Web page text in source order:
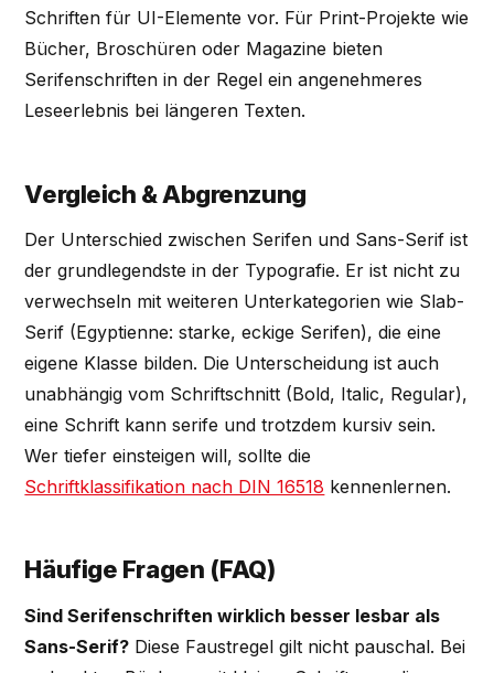
Schriften für UI-Elemente vor. Für Print-Projekte wie
Bücher, Broschüren oder Magazine bieten
Serifenschriften in der Regel ein angenehmeres
Leseerlebnis bei längeren Texten.
Vergleich & Abgrenzung
Der Unterschied zwischen Serifen und Sans-Serif ist
der grundlegendste in der Typografie. Er ist nicht zu
verwechseln mit weiteren Unterkategorien wie Slab-
Serif (Egyptienne: starke, eckige Serifen), die eine
eigene Klasse bilden. Die Unterscheidung ist auch
unabhängig vom Schriftschnitt (Bold, Italic, Regular),
eine Schrift kann serife und trotzdem kursiv sein.
Wer tiefer einsteigen will, sollte die
Schriftklassifikation nach DIN 16518 kennenlernen.
Häufige Fragen (FAQ)
Sind Serifenschriften wirklich besser lesbar als
Sans-Serif? Diese Faustregel gilt nicht pauschal. Bei